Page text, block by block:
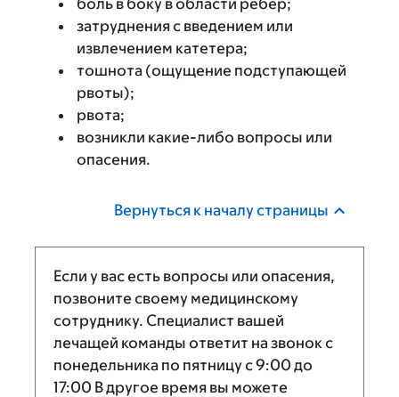
боль в боку в области ребер;
затруднения с введением или
извлечением катетера;
тошнота (ощущение подступающей
рвоты);
рвота;
возникли какие-либо вопросы или
опасения.
Вернуться к началу страницы
Если у вас есть вопросы или опасения,
позвоните своему медицинскому
сотруднику. Специалист вашей
лечащей команды ответит на звонок с
понедельника по пятницу с9:00 до
17:00 В другое время вы можете